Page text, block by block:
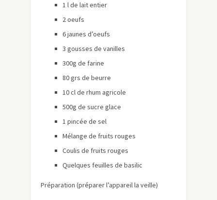
1 l de lait entier
2 oeufs
6 jaunes d’oeufs
3 gousses de vanilles
300g de farine
80 grs de beurre
10 cl de rhum agricole
500g de sucre glace
1 pincée de sel
Mélange de fruits rouges
Coulis de fruits rouges
Quelques feuilles de basilic
Préparation (préparer l’appareil la veille)